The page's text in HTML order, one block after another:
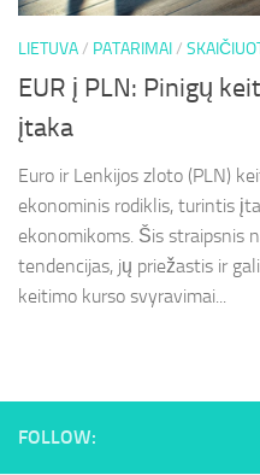
LIETUVA/ PATARIMAI/
EUR į PLN: Pinigų
įtaka
Euro ir Lenkijos zloto (PLN)
ekonominis rodiklis, turintis
ekonomikoms. Šis straipsnis
tendencijas, jų priežastis ir
keitimo kurso svyravimai...
FOLLOW: